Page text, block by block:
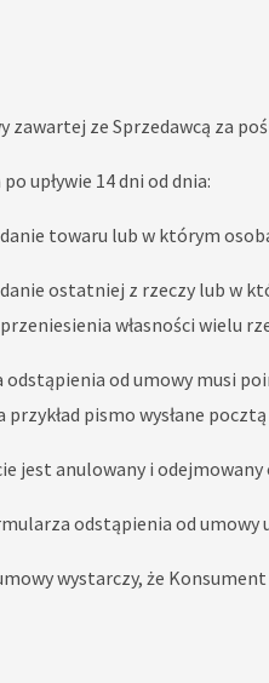
ze Sprzedawcą za
upływie 14 dni od dnia:
towaru lub w którym
ostatniej z rzeczy lub w
własności wielu
od umowy musi
pismo wysłane
jest anulowany i odejmowany
odstąpienia od
wystarczy, że